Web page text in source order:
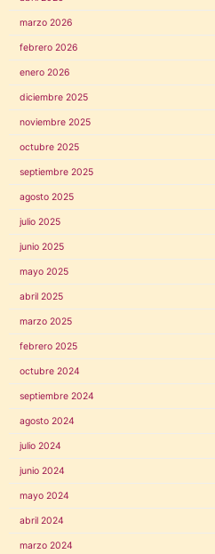
marzo 2026
febrero 2026
enero 2026
diciembre 2025
noviembre 2025
octubre 2025
septiembre 2025
agosto 2025
julio 2025
junio 2025
mayo 2025
abril 2025
marzo 2025
febrero 2025
octubre 2024
septiembre 2024
agosto 2024
julio 2024
junio 2024
mayo 2024
abril 2024
marzo 2024